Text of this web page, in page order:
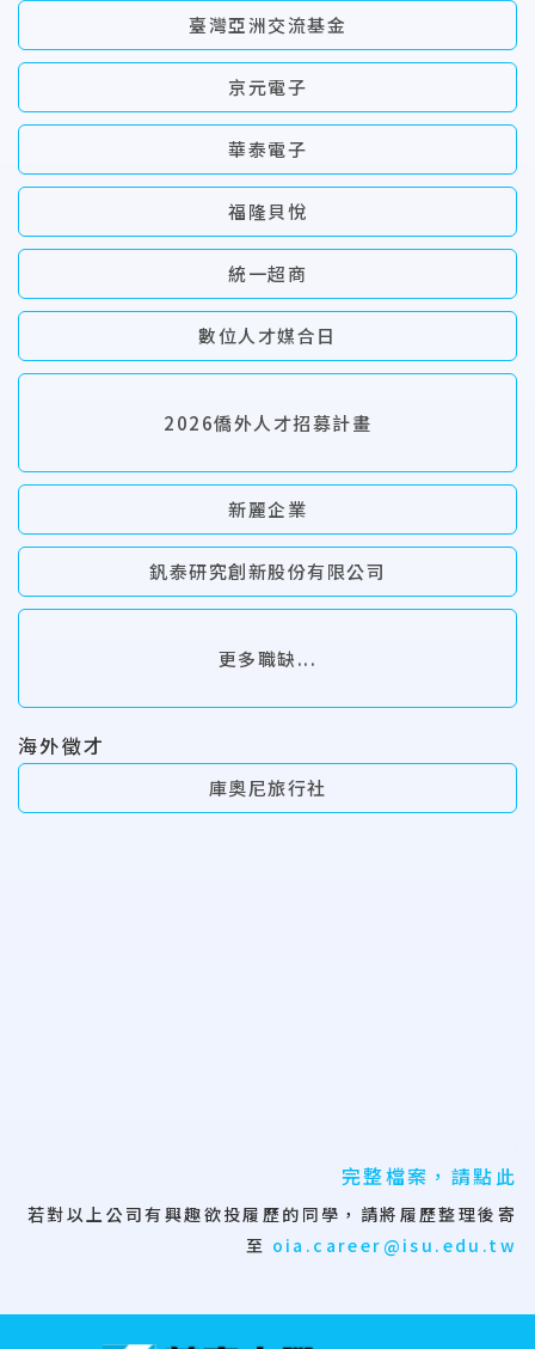
臺灣亞洲交流基金
京元電子
華泰電子
福隆貝悅
統一超商
數位人才媒合日
2026僑外人才招募計畫
新麗企業
釩泰研究創新股份有限公司
更多職缺...
海外徵才
庫奧尼旅行社
完整檔案，請點此
若對以上公司有興趣欲投履歷的同學，請將履歷整理後寄
至 oia.career@isu.edu.tw